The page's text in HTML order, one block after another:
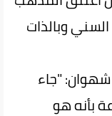
وبالذات
"جاء
بأنه هو